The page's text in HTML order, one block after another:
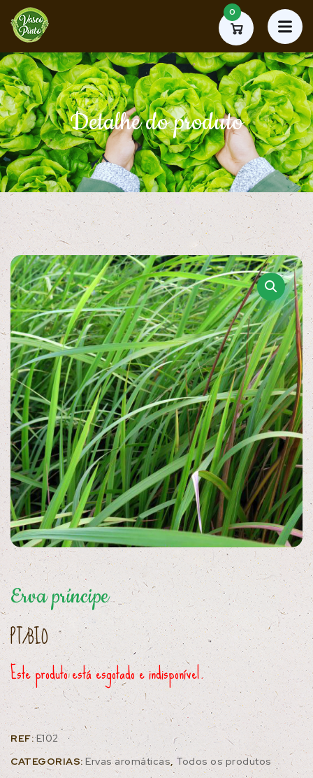
0
Detalhe do produto
Erva príncipe
PT/BIO
Este produto está esgotado e indisponível.
REF:E102
CATEGORIAS: Ervas aromáticas, Todos os produtos